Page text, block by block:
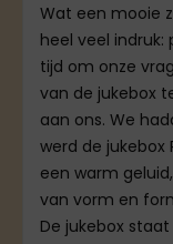
Wat een mooie
heel veel
tijd om onze
van de jukebox
aan ons. We
werd de jukebox
een warm
van vorm en
De jukebox